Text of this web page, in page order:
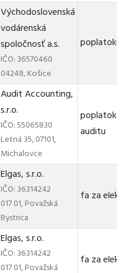
Východoslovenská
vodárenská
spoločnosť a.s.
IČO: 36570460
04248, Košice
poplatok
Audit Accounting,
s.r.o.
IČO: 55065830
Letná 35, 07101,
Michalovce
poplatok
auditu
Elgas, s.r.o.
IČO: 36314242
017 01, Považská
Bystrica
fa za
Elgas, s.r.o.
IČO: 36314242
017 01, Považská
fa za